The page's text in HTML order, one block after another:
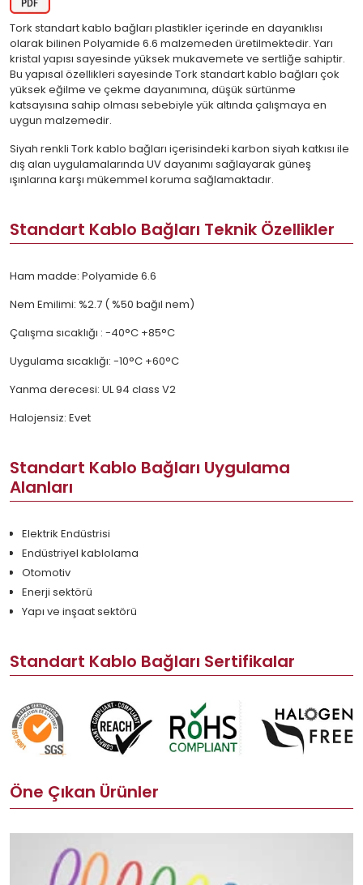
Tork standart kablo bağları plastikler içerinde en dayanıklısı
olarak bilinen Polyamide 6.6 malzemeden üretilmektedir. Yarı
kristal yapısı sayesinde yüksek mukavemete ve sertliğe sahiptir.
Bu yapısal özellikleri sayesinde Tork standart kablo bağları çok
yüksek eğilme ve çekme dayanımına, düşük sürtünme
katsayısına sahip olması sebebiyle yük altında çalışmaya en
uygun malzemedir.
Siyah renkli Tork kablo bağları içerisindeki karbon siyah katkısı ile
dış alan uygulamalarında UV dayanımı sağlayarak güneş
ışınlarına karşı mükemmel koruma sağlamaktadır.
Standart Kablo Bağları Teknik Özellikler
Ham madde: Polyamide 6.6
Nem Emilimi: %2.7 ( %50 bağıl nem)
Çalışma sıcaklığı : -40°C +85°C
Uygulama sıcaklığı: -10°C +60°C
Yanma derecesi: UL 94 class V2
Halojensiz: Evet
Standart Kablo Bağları Uygulama
Alanları
Elektrik Endüstrisi
Endüstriyel kablolama
Otomotiv
Enerji sektörü
Yapı ve inşaat sektörü
Standart Kablo Bağları Sertifikalar
Öne Çıkan Ürünler